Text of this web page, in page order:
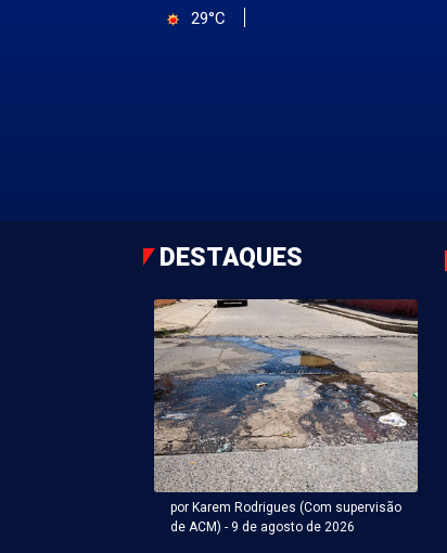
29°C
DESTAQUES
por Karem Rodrigues (Com supervisão
de ACM) - 9 de agosto de 2026